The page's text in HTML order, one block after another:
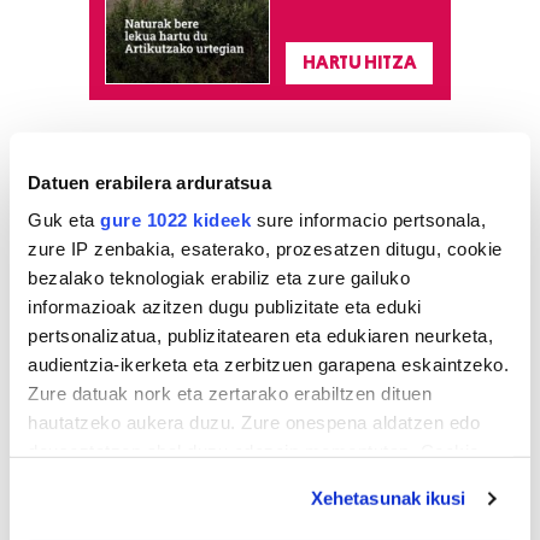
Datuen erabilera arduratsua
Guk eta gure 1022 kideek sure informacio pertsonala,
zure IP zenbakia, esaterako, prozesatzen ditugu, cookie
bezalako teknologiak erabiliz eta zure gailuko
informazioak azitzen dugu publizitate eta eduki
pertsonalizatua, publizitatearen eta edukiaren neurketa,
audientzia-ikerketa eta zerbitzuen garapena eskaintzeko.
Zure datuak nork eta zertarako erabiltzen dituen
hautatzeko aukera duzu. Zure onespena aldatzen edo
Xehetasunak ikusi
HARTU HITZA
1
Hizkuntza ere, kontsumo
irizpide
2
Aste Nagusiko azpiegitura
muntatzen hasi dira
Donostiako Piratak
Gure Bideak Altzako Ermita
aldaparen egoera aldatu